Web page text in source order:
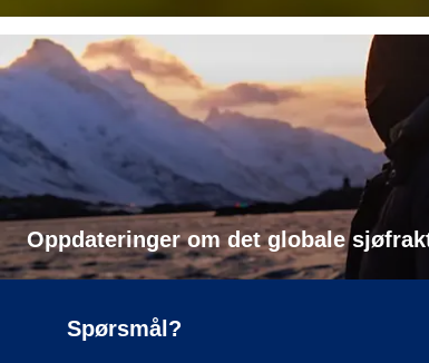
Oppdateringer om det globale
Spørsmål?